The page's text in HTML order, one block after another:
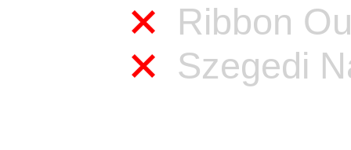
Ribbon
Szegedi